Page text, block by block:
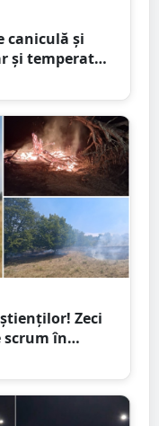
caniculă și
și temperaturi
Zeci
scrum în